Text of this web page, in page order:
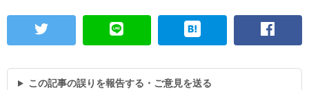
この記事の誤りを報告する・ご意見を送る